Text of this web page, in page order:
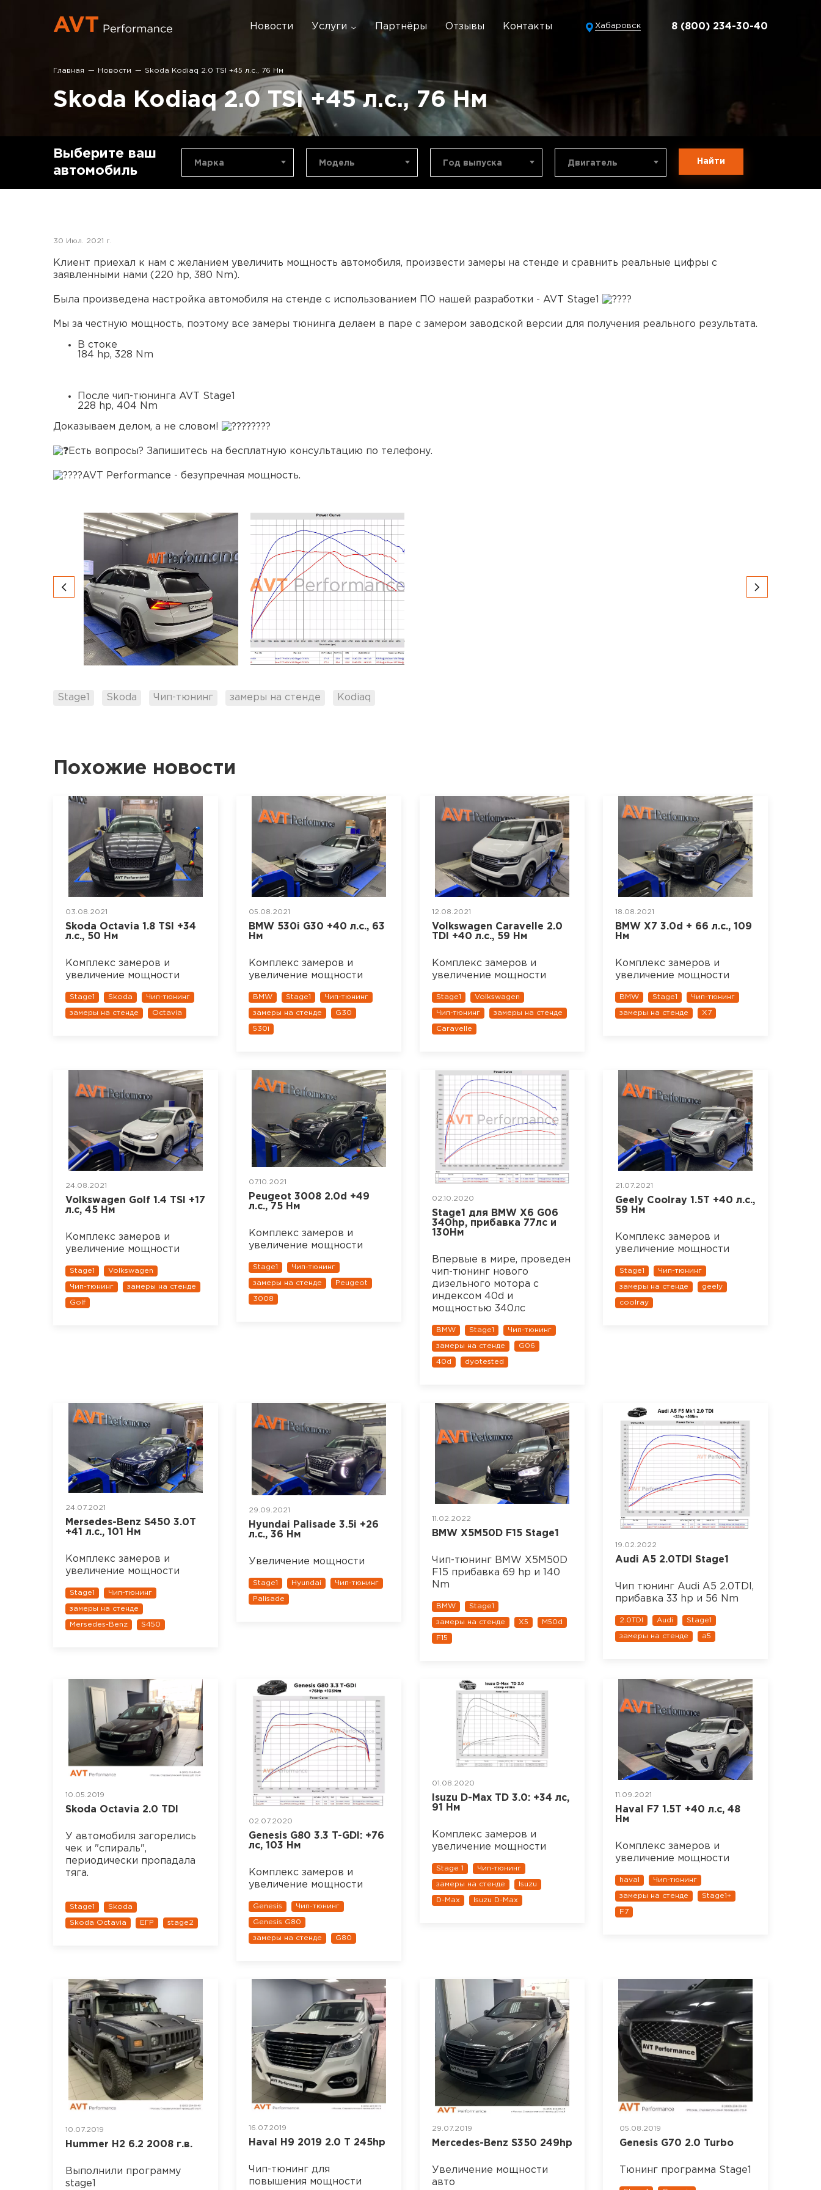
Новости Услуги Партнёры Отзывы Контакты Хабаровск 8 (800) 234-30-40
Главная Новости Skoda Kodiaq 2.0 TSI +45 л.с., 76 Нм
Skoda Kodiaq 2.0 TSI +45 л.с., 76 Нм
Выберите ваш
автомобиль
Марка Модель Год выпуска Двигатель Найти
30 Июл. 2021 г.
Клиент приехал к нам с желанием увеличить мощность автомобиля, произвести замеры на стенде и сравнить реальные цифры с
заявленными нами (220 hp, 380 Nm).
Была произведена настройка автомобиля на стенде с использованием ПО нашей разработки - AVT Stage1
Мы за честную мощность, поэтому все замеры тюнинга делаем в паре с замером заводской версии для получения реального результата.
В стоке
184 hp, 328 Nm
После чип-тюнинга AVT Stage1
228 hp, 404 Nm
Доказываем делом, а не словом!
Есть вопросы? Запишитесь на бесплатную консультацию по телефону.
AVT Performance - безупречная мощность.
Stage1 Skoda Чип-тюнинг замеры на стенде Kodiaq
Похожие новости
03.08.2021
Skoda Octavia 1.8 TSI +34
л.с., 50 Нм
Комплекс замеров и
увеличение мощности
Stage1 Skoda Чип-тюнинг
замеры на стенде Octavia
05.08.2021
BMW 530i G30 +40 л.с., 63
Нм
Комплекс замеров и
увеличение мощности
BMW Stage1 Чип-тюнинг
замеры на стенде G30
530i
12.08.2021
Volkswagen Caravelle 2.0
TDI +40 л.с., 59 Нм
Комплекс замеров и
увеличение мощности
Stage1 Volkswagen
Чип-тюнинг замеры на стенде
Caravelle
18.08.2021
BMW X7 3.0d + 66 л.с., 109
Нм
Комплекс замеров и
увеличение мощности
BMW Stage1 Чип-тюнинг
замеры на стенде X7
24.08.2021
Volkswagen Golf 1.4 TSI +17
л.с, 45 Нм
Комплекс замеров и
увеличение мощности
Stage1 Volkswagen
Чип-тюнинг замеры на стенде
Golf
07.10.2021
Peugeot 3008 2.0d +49
л.с., 75 Нм
Комплекс замеров и
увеличение мощности
Stage1 Чип-тюнинг
замеры на стенде Peugeot
3008
02.10.2020
Stage1 для BMW X6 G06
340hp, прибавка 77лс и
130Нм
Впервые в мире, проведен
чип-тюнинг нового
дизельного мотора с
индексом 40d и
мощностью 340лс
BMW Stage1 Чип-тюнинг
замеры на стенде G06
40d dyotested
21.07.2021
Geely Coolray 1.5T +40 л.с.,
59 Нм
Комплекс замеров и
увеличение мощности
Stage1 Чип-тюнинг
замеры на стенде geely
coolray
24.07.2021
Mersedes-Benz S450 3.0T
+41 л.с., 101 Нм
Комплекс замеров и
увеличение мощности
Stage1 Чип-тюнинг
замеры на стенде
Mersedes-Benz S450
29.09.2021
Hyundai Palisade 3.5i +26
л.с., 36 Нм
Увеличение мощности
Stage1 Hyundai Чип-тюнинг
Palisade
11.02.2022
BMW X5M50D F15 Stage1
Чип-тюнинг BMW X5M50D
F15 прибавка 69 hp и 140
Nm
BMW Stage1
замеры на стенде X5 M50d
F15
19.02.2022
Audi A5 2.0TDI Stage1
Чип тюнинг Audi A5 2.0TDI,
прибавка 33 hp и 56 Nm
2.0TDI Audi Stage1
замеры на стенде a5
10.05.2019
Skoda Octavia 2.0 TDI
У автомобиля загорелись
чек и "спираль",
периодически пропадала
тяга.
Stage1 Skoda
Skoda Octavia ЕГР stage2
02.07.2020
Genesis G80 3.3 T-GDI: +76
лс, 103 Нм
Комплекс замеров и
увеличение мощности
Genesis Чип-тюнинг
Genesis G80
замеры на стенде G80
01.08.2020
Isuzu D-Max TD 3.0: +34 лс,
91 Нм
Комплекс замеров и
увеличение мощности
Stage 1 Чип-тюнинг
замеры на стенде Isuzu
D-Max Isuzu D-Max
11.09.2021
Haval F7 1.5T +40 л.с, 48
Нм
Комплекс замеров и
увеличение мощности
haval Чип-тюнинг
замеры на стенде Stage1+
F7
10.07.2019
Hummer H2 6.2 2008 г.в.
Выполнили программу
stage1
16.07.2019
Haval H9 2019 2.0 T 245hp
Чип-тюнинг для
повышения мощности
29.07.2019
Mercedes-Benz S350 249hp
Увеличение мощности
авто
05.08.2019
Genesis G70 2.0 Turbo
Тюнинг программа Stage1